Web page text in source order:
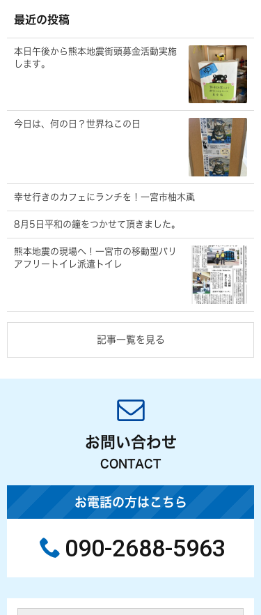
ブ
最近の投稿
本日午後から熊本地震街頭募金活動実施
します。
今日は、何の日？世界ねこの日
幸せ行きのカフェにランチを！一宮市柚木颪
8月5日平和の鐘をつかせて頂きました。
熊本地震の現場へ！一宮市の移動型バリ
アフリートイレ派遣トイレ
記事一覧を見る
お問い合わせ
CONTACT
お電話の方はこちら
090-2688-5963